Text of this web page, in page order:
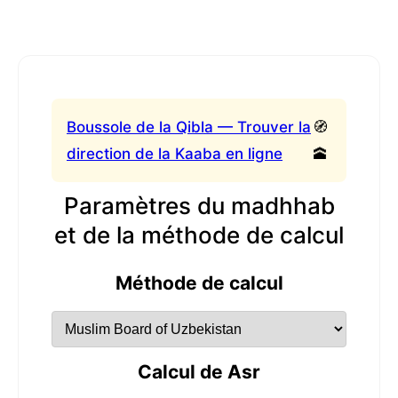
Boussole de la Qibla — Trouver la
direction de la Kaaba en ligne
🧭
🕋
Paramètres du madhhab
et de la méthode de calcul
Méthode de calcul
Calcul de Asr